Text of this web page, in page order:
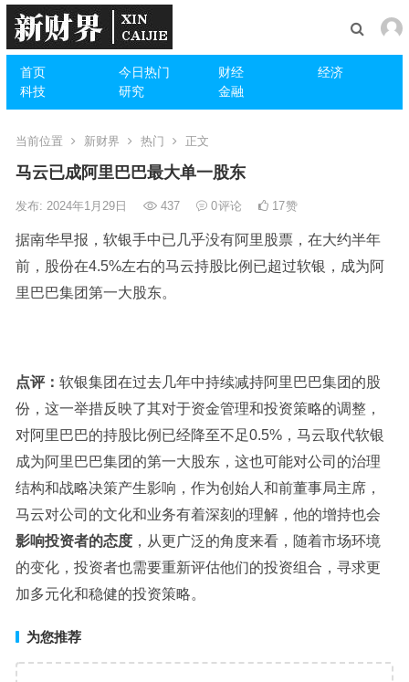
首页 今日热门 财经
经济
科技
研究 金融
当前位置 新财界 热门 正文
马云已成阿里巴巴最大单一股东
发布: 2024年1月29日 437 0评论 17赞
据南华早报，软银手中已几乎没有阿里股票，在大约半年
前，股份在4.5%左右的马云持股比例已超过软银，成为阿
里巴巴集团第一大股东。
点评： 软银集团在过去几年中持续减持阿里巴巴集团的股
份，这一举措反映了其对于资金管理和投资策略的调整，
对阿里巴巴的持股比例已经降至不足0.5%，马云取代软银
成为阿里巴巴集团的第一大股东，这也可能对公司的治理
结构和战略决策产生影响，作为创始人和前董事局主席，
马云对公司的文化和业务有着深刻的理解，他的增持也会
影响投资者的态度，从更广泛的角度来看，随着市场环境
的变化，投资者也需要重新评估他们的投资组合，寻求更
加多元化和稳健的投资策略。
为您推荐